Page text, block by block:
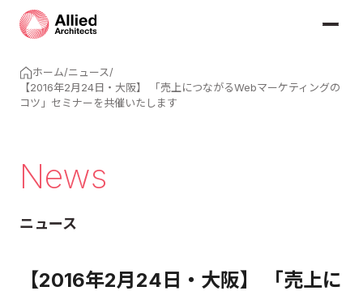
ホーム/ニュース/
【2016年2月24日・大阪】 「売上につながるWebマーケティングの
コツ」セミナーを共催いたします
News
ニュース
【2016年2月24日・大阪】 「売上に